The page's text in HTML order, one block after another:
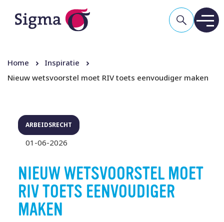
Home
Inspiratie
Nieuw wetsvoorstel moet RIV toets eenvoudiger maken
ARBEIDSRECHT
01-06-2026
NIEUW WETSVOORSTEL MOET
RIV TOETS EENVOUDIGER
MAKEN